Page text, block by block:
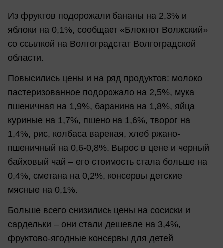
Из фруктов подорожали бананы на 2,3% и
яблоки на 0,1%, сообщает «Блокнот Волжский»
со ссылкой на Волгоградстат Волгоградской
области.
Повысились цены и на ряд продуктов: молоко
пастеризованное подорожало на 2,5%, мука
пшеничная на 1,9%, баранина на 1,8%, яйца
куриные на 1,7%, пшено на 1,6%, творог на
1,4%, рис, колбаса вареная, хлеб ржано-
пшеничный на 0,6-0,8%. Вырос в цене и черный
байховый чай – его стоимость стала больше на
0,4%, сметана на 0,2%, консервы детские
мясные на 0,1%.
Больше всего снизились цены на сосиски и
сардельки – они стали дешевле на 3,4%,
фруктово-ягодные консервы для детей